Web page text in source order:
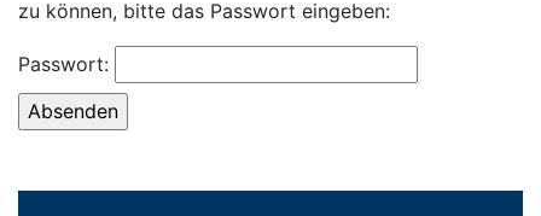
zu können, bitte das Passwort eingeben:
Passwort: